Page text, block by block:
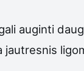
auginti
jautresnis